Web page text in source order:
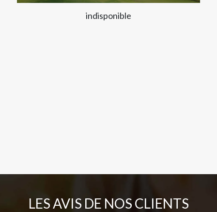
indisponible
LES AVIS DE NOS CLIENTS